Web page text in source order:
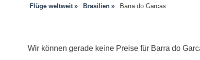
Flüge weltweit Brasilien Barra do Garcas
Wir können gerade keine Preise für Barra do